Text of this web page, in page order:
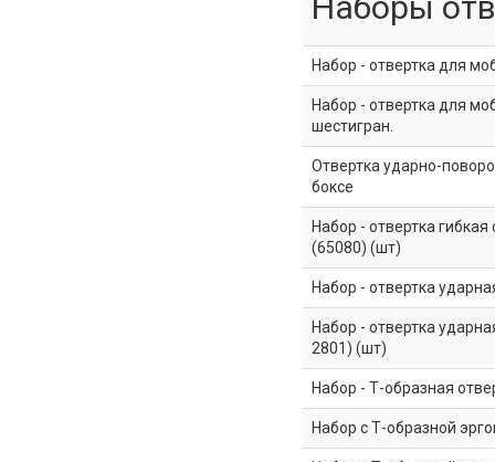
Набор - отвертка для
Набор - отвертка для
шестигран.
Отвертка ударно-
боксе
Набор - отвертка
(65080) (шт)
Набор - отвертка
Набор - отвертка
2801) (шт)
Набор - Т-образная
Набор с Т-образной